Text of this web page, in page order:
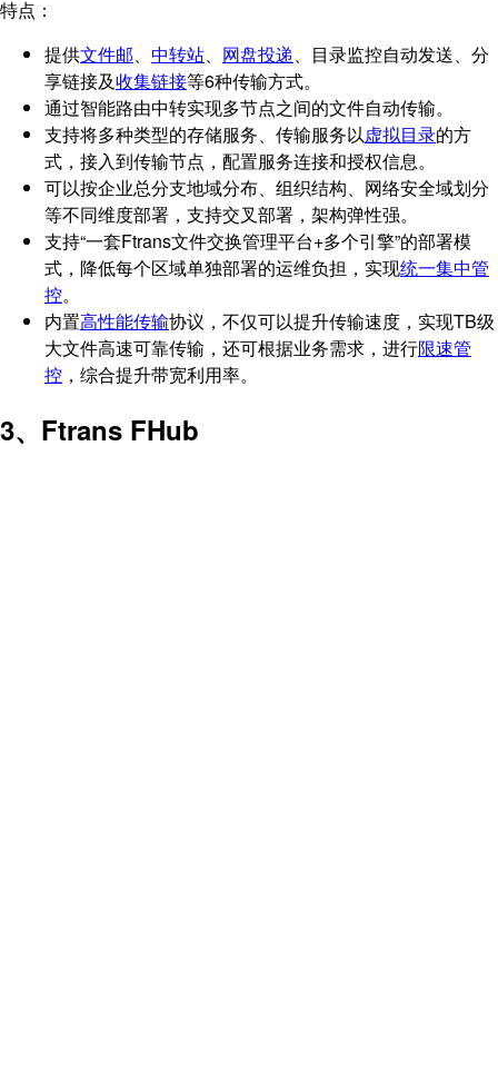
特点：
提供文件邮、 中转站、 网盘投递、目录监控自动发送、分
享链接及收集链接等6种传输方式。
通过智能路由中转实现多节点之间的文件自动传输。
支持将多种类型的存储服务、传输服务以虚拟目录的方
式，接入到传输节点，配置服务连接和授权信息。
可以按企业总分支地域分布、组织结构、网络安全域划分
等不同维度部署，支持交叉部署，架构弹性强。
支持“一套Ftrans文件交换管理平台+多个引擎”的部署模
式，降低每个区域单独部署的运维负担，实现统一集中管
控。
内置高性能传输协议，不仅可以提升传输速度，实现TB级
大文件高速可靠传输，还可根据业务需求，进行限速管
控 ，综合提升带宽利用率。
3、Ftrans FHub